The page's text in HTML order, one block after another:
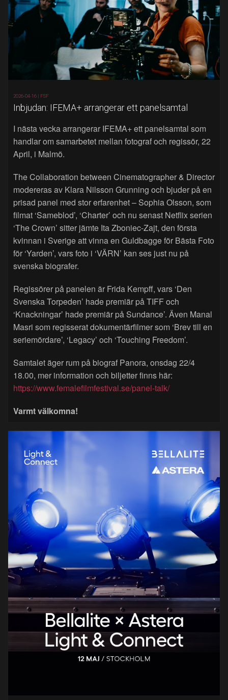
2026-04-16 | FSF
Inbjudan: IFEMA+ arrangerar ett panelsamtal
I nästa vecka arrangerar IFEMA+ ett panelsamtal som
handlar om samarbetet mellan fotograf och regissör, 22
April, i Malmö.
The Collaboration between Cinematographer & Director
modereras av Klara Nilsson Grunning och bjuder på en
prisad panel med stor erfarenhet – Sophia Olsson, som
filmat ‘Sameblod’, ‘Charter’ och nu senast Netflix serien
‘The Crown’ sitter jämte Ita Zboniec-Zajt, den första
kvinnan i Sverige att vinna en Guldbagge för Bästa Foto
för ‘Yarden’, vars foto i ‘VÄRN’ kan ses just nu på
svenska biografer.
Regissörer på panelen är Frida Kempff, vars ‘Den
Svenska Torpeden’ hade premiär på TIFF och
‘Knackningar’ hade premiär på Sundance’. Även Manal
Masri som regisserat dokumentärfilmer som ‘Brev till en
seriemördare’, ‘Legacy’ och ‘Touching Freedom’.
Samtalet äger rum på biograf Panora, onsdag 22/4
18.00, mer information och biljetter finns här:
https://www.femalefilmfestival.se/panel-talk/
Varmt välkomna!